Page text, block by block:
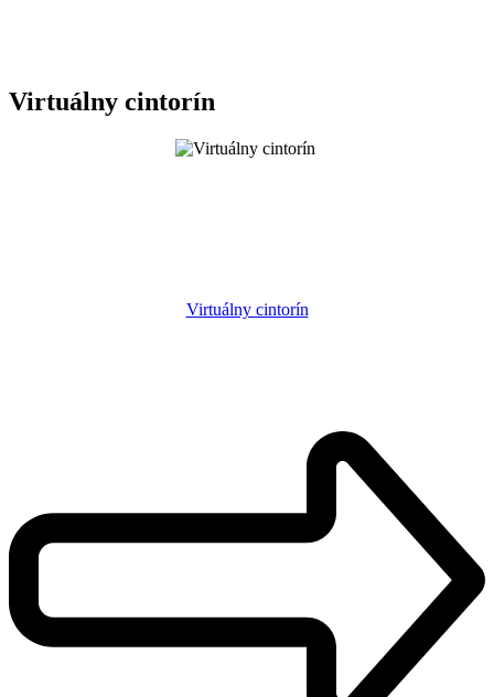
Virtuálny cintorín
Virtuálny cintorín